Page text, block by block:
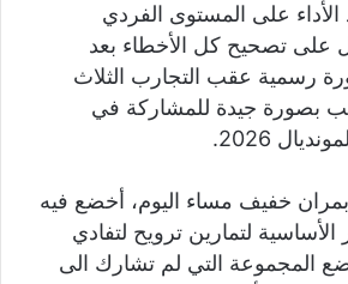
على المستوى الفردي
على تصحيح كل الأخطاء بعد
رسمية عقب التجارب الثلاث
بصورة جيدة للمشاركة في
2026.
بمران خفيف مساء اليوم، أخضع فيه
الأساسية لتمارين ترويح لتفادي
المجموعة التي لم تشارك الى